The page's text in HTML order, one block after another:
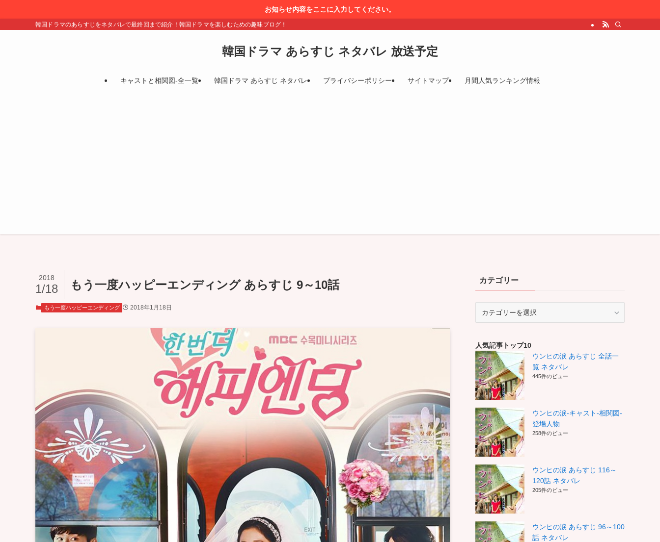
お知らせ内容をここに入力してください。
韓国ドラマのあらすじをネタバレで最終回まで紹介！韓国ドラマを楽しむための趣味ブログ！
韓国ドラマ あらすじ ネタバレ 放送予定
キャストと相関図-全一覧 韓国ドラマ あらすじ ネタバレ プライバシーポリシー サイトマップ 月間人気ランキング情報
もう一度ハッピーエンディング あらすじ 9～10話
2018
1/18
もう一度ハッピーエンディング 2018年1月18日
カテゴリー
ー
人気記事トップ10
ウンヒの涙 あらすじ 全話一
覧 ネタバレ
445件のビュー
ウンヒの涙-キャスト-相関図-
登場人物
258件のビュー
ウンヒの涙 あらすじ 116～
120話 ネタバレ
205件のビュー
ウンヒの涙 あらすじ 96～100
話 ネタバレ